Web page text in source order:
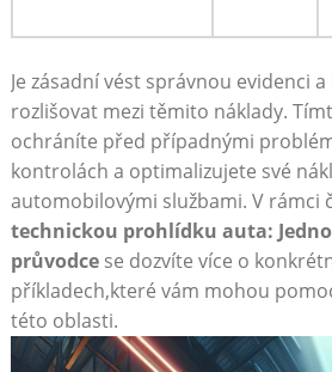
Je zásadní vést správnou evidenci
rozlišovat mezi těmito náklady.
ochráníte před případnými
kontrolách a optimalizujete své
automobilovými službami. V rámci
technickou prohlídku auta:
průvodcese dozvíte více o
příkladech,které vám mohou
této oblasti.